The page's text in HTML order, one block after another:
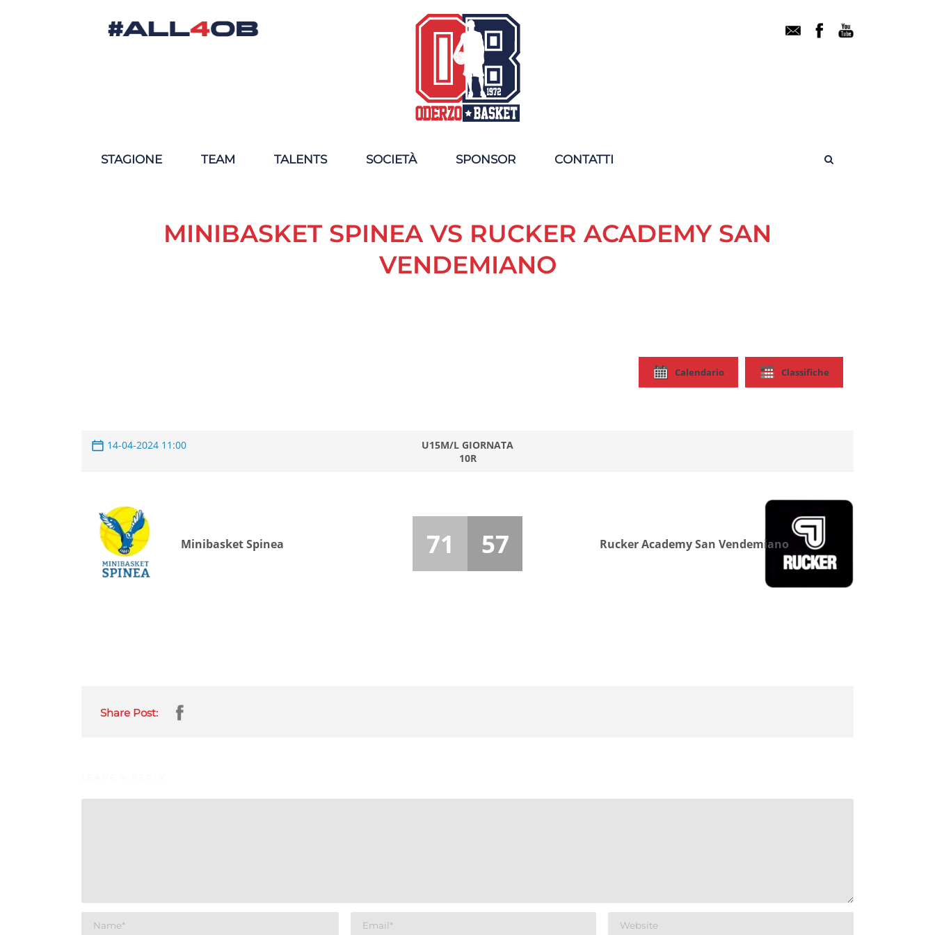
STAGIONE TEAM TALENTS SOCIETÀ SPONSOR CONTATTI
MINIBASKET SPINEA VS RUCKER ACADEMY SAN
VENDEMIANO
Calendario Classifiche
14-04-2024 11:00
U15M/L GIORNATA
10R
Minibasket Spinea Rucker Academy San Vendemiano
71 57
Share Post: